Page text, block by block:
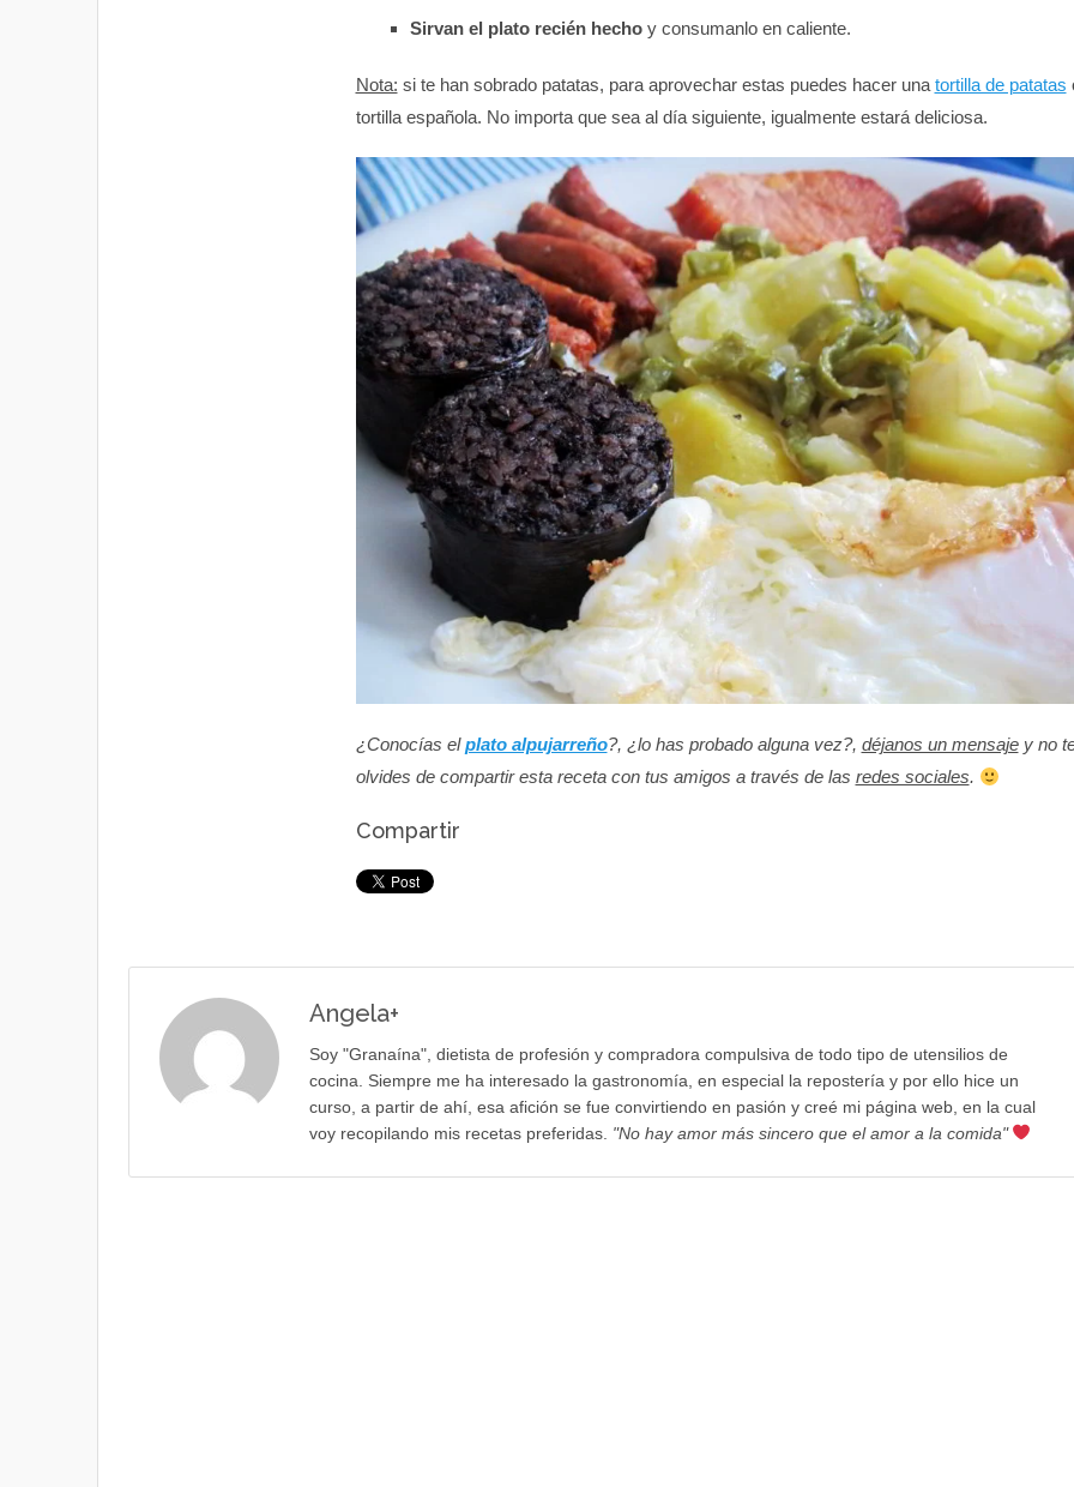
Sirvan el plato recién hechoy consumanlo en caliente.
Nota: si te han sobrado patatas, para aprovechar estas puedes hacer una tortilla de patatas
tortilla española. No importa que sea al día siguiente, igualmente estará deliciosa.
¿Conocías elplato alpujarreño?, ¿lo has probado alguna vez?, déjanos un mensajey no
olvides de compartir esta receta con tus amigos a través de las redes sociales.
Compartir
Angela+
Soy "Granaína", dietista de profesión y compradora compulsiva de todo tipo de utensilios de
cocina. Siempre me ha interesado la gastronomía, en especial la repostería y por ello hice un
curso, a partir de ahí, esa afición se fue convirtiendo en pasión y creé mi página web, en la cual
voy recopilando mis recetas preferidas. "No hay amor más sincero que el amor a la comida"